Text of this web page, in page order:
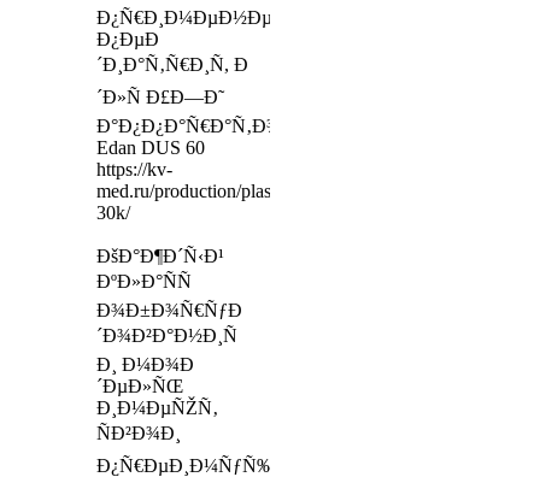
Ð¿Ñ€Ð¸Ð¼ÐµÐ½ÐµÐ½Ð¸Ðµ:
Ð¿ÐµÐ
´Ð¸Ð°Ñ‚Ñ€Ð¸Ñ, Ð
´Ð»Ñ Ð£Ð—Ð˜
Ð°Ð¿Ð¿Ð°Ñ€Ð°Ñ‚Ð¾Ð²:
Edan DUS 60
https://kv-
med.ru/production/plaster-
30k/
ÐšÐ°Ð¶Ð´Ñ‹Ð¹
ÐºÐ»Ð°ÑÑ
Ð¾Ð±Ð¾Ñ€ÑƒÐ
´Ð¾Ð²Ð°Ð½Ð¸Ñ
Ð¸ Ð¼Ð¾Ð
´ÐµÐ»ÑŒ
Ð¸Ð¼ÐµÑŽÑ‚
ÑÐ²Ð¾Ð¸
Ð¿Ñ€ÐµÐ¸Ð¼ÑƒÑ‰ÐµÑÑ‚Ð²Ð°